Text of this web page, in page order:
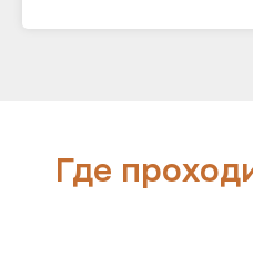
Где